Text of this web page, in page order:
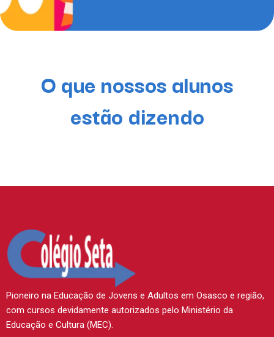
O que nossos alunos
estão dizendo
Pioneiro na Educação de Jovens e Adultos em Osasco e região,
com cursos devidamente autorizados pelo Ministério da
Educação e Cultura (MEC).